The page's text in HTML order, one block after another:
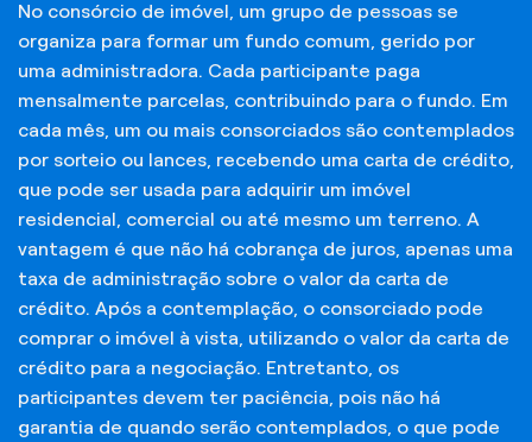
No consórcio de imóvel, um grupo de pessoas se
organiza para formar um fundo comum, gerido por
uma administradora. Cada participante paga
mensalmente parcelas, contribuindo para o fundo. Em
cada mês, um ou mais consorciados são contemplados
por sorteio ou lances, recebendo uma carta de crédito,
que pode ser usada para adquirir um imóvel
residencial, comercial ou até mesmo um terreno. A
vantagem é que não há cobrança de juros, apenas uma
taxa de administração sobre o valor da carta de
crédito. Após a contemplação, o consorciado pode
comprar o imóvel à vista, utilizando o valor da carta de
crédito para a negociação. Entretanto, os
participantes devem ter paciência, pois não há
garantia de quando serão contemplados, o que pode